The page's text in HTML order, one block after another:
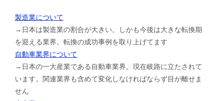
製造業について
→日本は製造業の割合が大きい。しかも今後は大きな転換期
を迎える業界。転換の成功事例を取り上げてます
自動車業界について
→日本の一大産業である自動車業界。現在岐路に立たされて
います。関連業界も含めて変化しなければならず目が離せま
せん